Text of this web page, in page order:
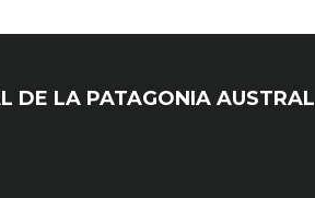
LA PATAGONIA AUSTRAL